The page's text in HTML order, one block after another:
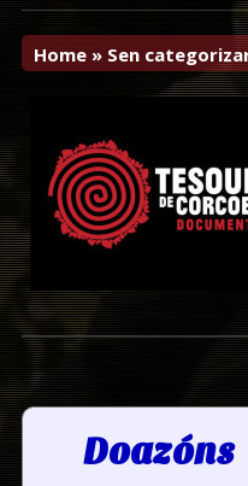
Home» Sen
Doazóns